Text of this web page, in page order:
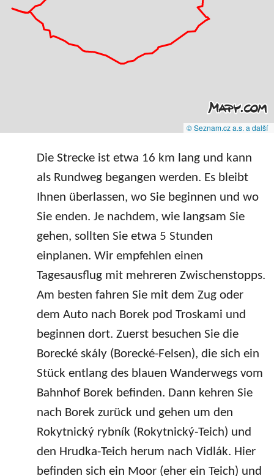
© Seznam.cz a.s. a další
Die Strecke ist etwa 16 km lang und kann
als Rundweg begangen werden. Es bleibt
Ihnen überlassen, wo Sie beginnen und wo
Sie enden. Je nachdem, wie langsam Sie
gehen, sollten Sie etwa 5 Stunden
einplanen. Wir empfehlen einen
Tagesausflug mit mehreren Zwischenstopps.
Am besten fahren Sie mit dem Zug oder
dem Auto nach Borek pod Troskami und
beginnen dort. Zuerst besuchen Sie die
Borecké skály (Borecké-Felsen), die sich ein
Stück entlang des blauen Wanderwegs vom
Bahnhof Borek befinden. Dann kehren Sie
nach Borek zurück und gehen um den
Rokytnický rybník (Rokytnický-Teich) und
den Hrudka-Teich herum nach Vidlák. Hier
befinden sich ein Moor (eher ein Teich) und